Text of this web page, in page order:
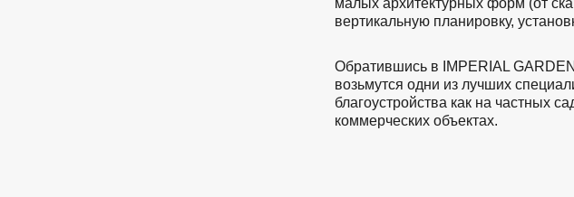
вертикальную планировку,
Обратившись в IMPERIAL
возьмутся одни из лучших
благоустройства как на частных
коммерческих объектах.